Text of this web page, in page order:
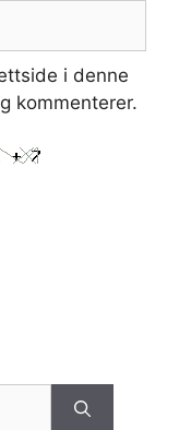
i denne
kommenterer.